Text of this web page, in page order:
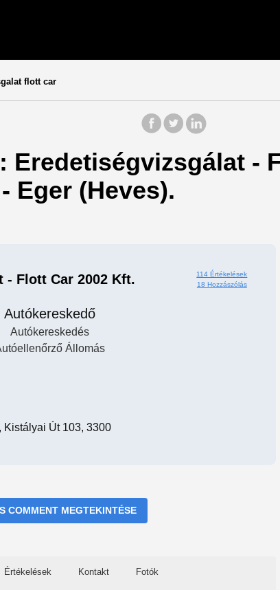
flott car
Eredetiségvizsgálat -
Eger (Heves).
- Flott Car 2002 Kft.
114 Értékelések
18 Hozzászólás
Autókereskedő
Autókereskedés
Állomás
Kistályai Út 103, 3300
COMMENT MEGTEKINTÉSE
Értékelések Kontakt Fotók